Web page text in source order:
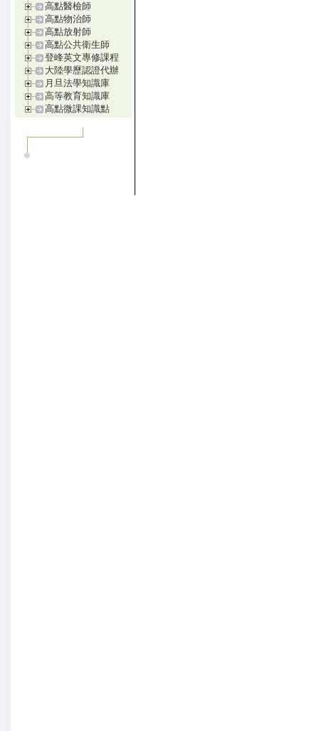
高點醫檢師
高點物治師
高點放射師
高點公共衛生師
登峰英文專修課程
大陸學歷認證代辦
月旦法學知識庫
高等教育知識庫
高點微課知識點